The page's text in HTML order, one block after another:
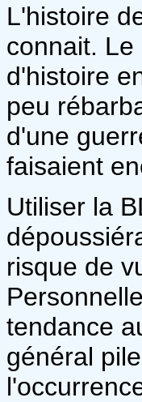
L'histoire
connait.
d'histoire
peu
d'une
faisaient
Utiliser la
risque de
tendance
général